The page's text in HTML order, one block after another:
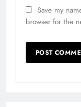
Save my
browser for the